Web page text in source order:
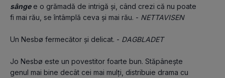
sânge e o grămadă de intrigă și, când crezi că nu poate
fi mai rău, se întâmplă ceva și mai rău. - NETTAVISEN
Un Nesbø fermecător și delicat. - DAGBLADET
Jo Nesbø este un povestitor foarte bun. Stăpânește
genul mai bine decât cei mai mulți, distribuie drama cu